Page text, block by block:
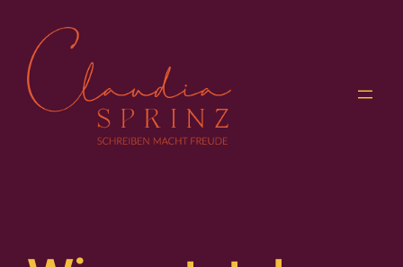
Inhalt
springen